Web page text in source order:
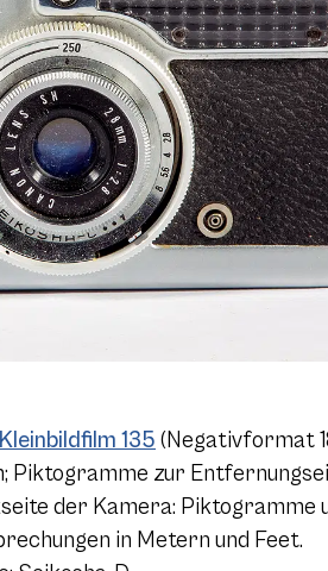
Kleinbildfilm 135 (Negativformat
Piktogramme zur
der Kamera: Piktogramme
in Metern und Feet.